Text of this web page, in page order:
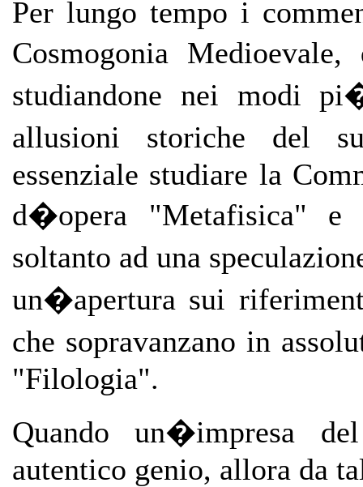
Per lungo tempo i
Cosmogonia
studiandone nei modi
allusioni storiche del
essenziale studiare la
d�opera "Metafisica" e
soltanto ad una
un�apertura sui
che sopravanzano in
"Filologia".
Quando un�impresa
autentico genio, allora da